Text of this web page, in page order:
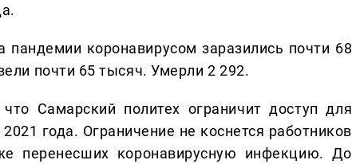
пандемии коронавирусом заразились почти 68
почти 65 тысяч. Умерли 2 292.
Самарский политех ограничит доступ для
года. Ограничение не коснется работников
перенесших коронавирусную инфекцию. До